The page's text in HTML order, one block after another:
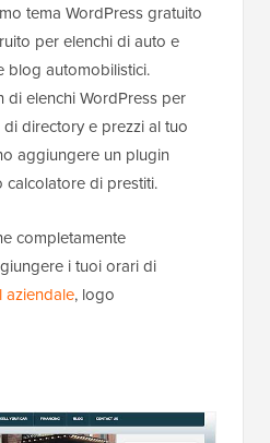
tema WordPress gratuito
per elenchi di auto e
blog automobilistici.
di elenchi WordPress per
directory e prezzi al tuo
aggiungere un plugin
calcolatore di prestiti.
completamente
i tuoi orari di
aziendale, logo